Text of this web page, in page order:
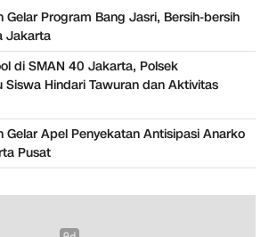
Gelar Program Bang Jasri, Bersih-bersih
Jakarta
di SMAN 40 Jakarta, Polsek
Siswa Hindari Tawuran dan Aktivitas
Gelar Apel Penyekatan Antisipasi Anarko
Pusat